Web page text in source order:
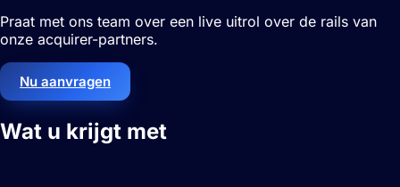
Praat met ons team over een live uitrol over de rails van
onze acquirer-partners.
Nu aanvragen
Wat u krijgt met